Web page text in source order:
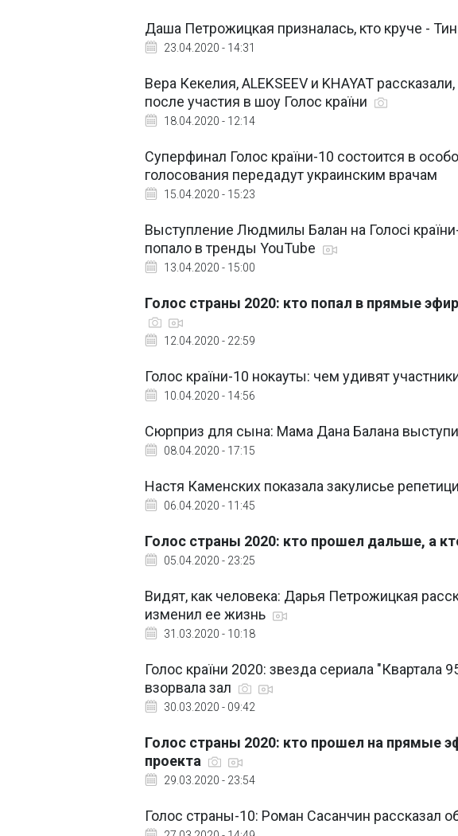
Даша Петрожицкая призналась, кто круче -
23.04.2020 - 14:31
Вера Кекелия, ALEKSEEV и KHAYAT
после участия в шоу Голос країни
18.04.2020 - 12:14
Суперфинал Голос країни-10 состоится в
голосования передадут украинским врачам
15.04.2020 - 15:23
Выступление Людмилы Балан на Голосі
попало в тренды YouTube
13.04.2020 - 15:00
Голос страны 2020: кто попал в прямые
12.04.2020 - 22:59
Голос країни-10 нокауты: чем удивят
10.04.2020 - 14:56
Сюрприз для сына: Мама Дана Балана
08.04.2020 - 17:15
Настя Каменских показала закулисье
06.04.2020 - 11:45
Голос страны 2020: кто прошел дальше, а
05.04.2020 - 23:25
Видят, как человека: Дарья Петрожицкая
изменил ее жизнь
31.03.2020 - 10:18
Голос країни 2020: звезда сериала "Квартала
взорвала зал
30.03.2020 - 09:42
Голос страны 2020: кто прошел на прямые
проекта
29.03.2020 - 23:54
Голос страны-10: Роман Сасанчин рассказал